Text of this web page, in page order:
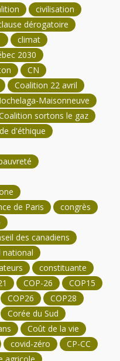
civilisation
dérogatoire
climat
2030
CN
Coalition 22 avril
Maisonneuve
sortons le gaz
d'éthique
de Paris
congrès
des canadiens
national
constituante
COP-26
COP15
COP26
COP28
Corée du Sud
Coût de la vie
covid-zéro
CP-CC
agricole